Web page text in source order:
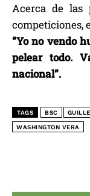
Acerca de las
competiciones,
“Yo no vendo
pelear todo.
nacional”.
TAGS BSC
WASHINGTON VERA